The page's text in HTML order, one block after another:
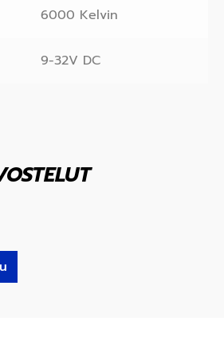
6000 Kelvin
9-32V DC